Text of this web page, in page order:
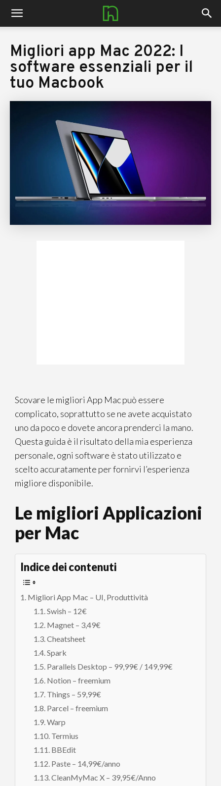
nerdhub.it
Migliori app Mac 2022: I
software essenziali per il
tuo Macbook
Scovare le migliori App Mac può essere
complicato, soprattutto se ne avete acquistato
uno da poco e dovete ancora prenderci la mano.
Questa guida è il risultato della mia esperienza
personale, ogni software è stato utilizzato e
scelto accuratamente per fornirvi l’esperienza
migliore disponibile.
Le migliori Applicazioni
per Mac
Indice dei contenuti
Migliori App Mac – UI, Produttività
Swish – 12€
Magnet – 3,49€
Cheatsheet
Spark
Parallels Desktop – 99,99€ / 149,99€
Notion – freemium
Things – 59,99€
Parcel – freemium
Warp
Termius
BBEdit
Paste – 14,99€/anno
CleanMyMac X – 39,95€/Anno